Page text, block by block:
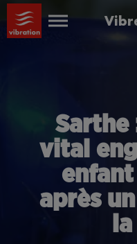
Sarthe
vital
après